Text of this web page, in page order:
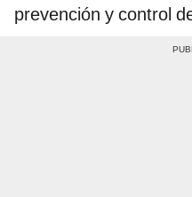
prevención y control